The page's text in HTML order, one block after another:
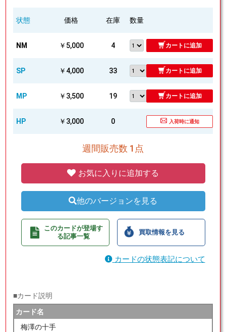
状態 価格 在庫 数量
NM ￥5,000 4 カートに追加
SP ￥4,000 33 カートに追加
MP ￥3,500 19 カートに追加
HP ￥3,000 0 入荷時に通知
週間販売数 1点
お気に入りに追加する
他のバージョンを見る
このカードが登場す
る記事一覧
買取情報を見る
カードの状態表記について
■カード説明
カード名
梅澤の十手